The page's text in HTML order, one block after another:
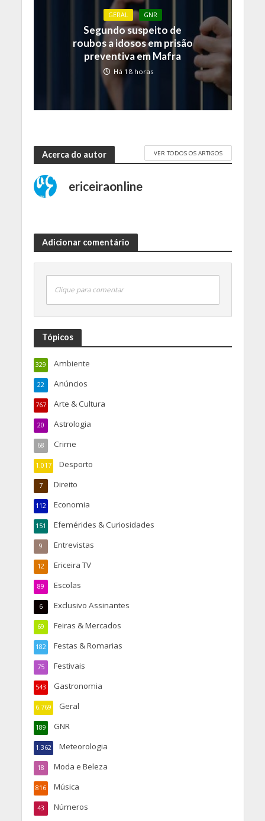
GERAL GNR
Segundo suspeito de
roubos a idosos em prisão
preventiva em Mafra
Há 18 horas
Acerca do autor VER TODOS OS ARTIGOS
ericeiraonline
Adicionar comentário
Clique para comentar
Tópicos
Ambiente
329
Anúncios
22
Arte & Cultura
767
Astrologia
20
Crime
68
Desporto
1.017
Direito
7
Economia
112
Efemérides & Curiosidades
151
Entrevistas
9
Ericeira TV
12
Escolas
89
Exclusivo Assinantes
6
Feiras & Mercados
69
Festas & Romarias
182
Festivais
75
Gastronomia
543
Geral
6.769
GNR
189
Meteorologia
1.362
Moda e Beleza
18
Música
816
Números
43